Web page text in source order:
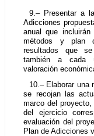
9.– Presentar a
Adicciones
anual que incluirán
métodos y plan
resultados que se
también a cada
valoración
10.– Elaborar una
se recojan las
marco del
del ejercicio
evaluación del
Plan de Adicciones